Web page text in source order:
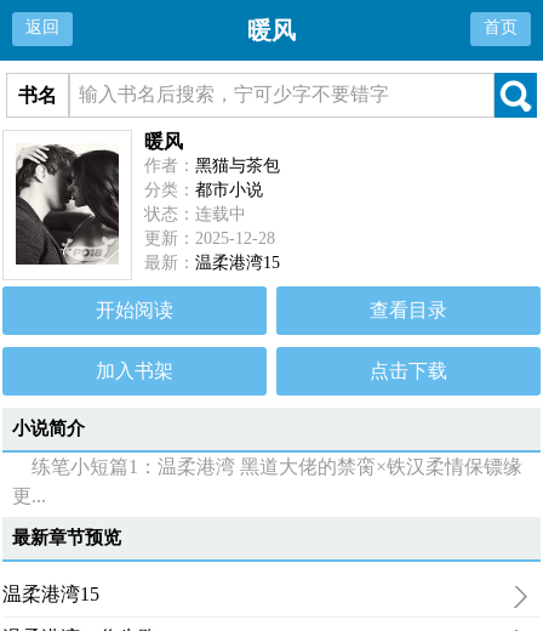
返回 暖风 首页
书名
暖风
作者：黑猫与茶包
分类：都市小说
状态：连载中
更新：2025-12-28
最新：温柔港湾15
开始阅读 查看目录
加入书架 点击下载
小说简介
练笔小短篇1：温柔港湾 黑道大佬的禁脔×铁汉柔情保镖缘
更...
最新章节预览
温柔港湾15